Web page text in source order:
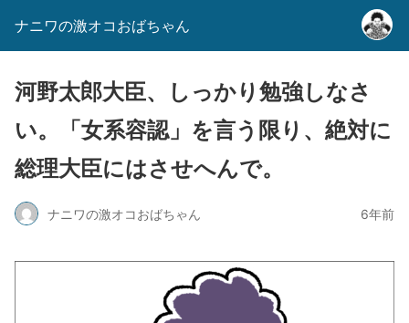
ナニワの激オコおばちゃん
河野太郎大臣、しっかり勉強しなさ
い。「女系容認」を言う限り、絶対に
総理大臣にはさせへんで。
ナニワの激オコおばちゃん 6年前